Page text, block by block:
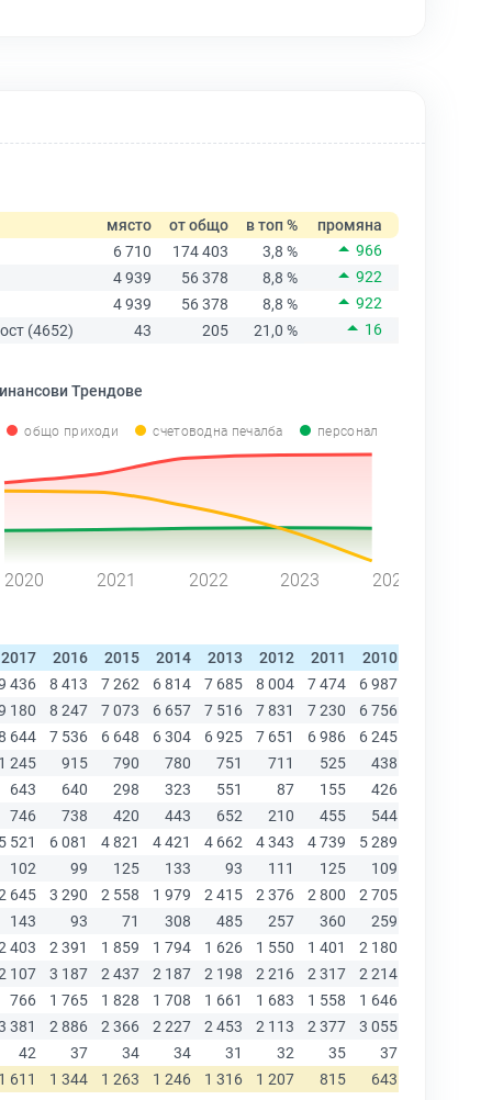
място от общо в топ %
промяна
6 710
174 403 3,8 %
966
4 939
56 378 8,8 %
922
4 939
56 378 8,8 %
922
(4652)
43 205 21,0 % 16
Трендове
общо приходи счетоводна печалба персонал
2020 2021 2022 2023 2024
2017 2016 2015 2014 2013 2012 2011 2010